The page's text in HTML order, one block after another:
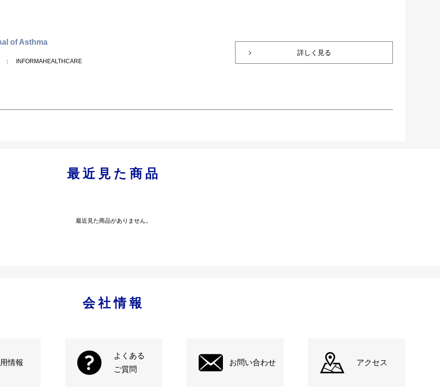
of Asthma
： INFORMAHEALTHCARE
詳しく見る
最近見た商品
最近見た商品がありません。
会社情報
情報
よくある
ご質問
お問い合わせ アクセス